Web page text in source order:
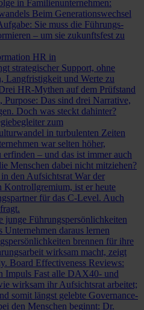
in Familienunternehmen:
Beim Generationswechsel
Sie muss die Führungs-
– um sie zukunftsfest zu
HR in
strategischer Support, ohne
Langfristigkeit und Werte zu
HR-Mythen auf dem Prüfstand
Das sind drei Narrative,
Doch was steckt dahinter?
zum
in turbulenten Zeiten
war selten höher,
– und das ist immer auch
Menschen dabei nicht mitziehen?
den Aufsichtsrat War der
Kontrollgremium, ist er heute
für das C-Level. Auch
junge Führungspersönlichkeiten
daraus lernen
brennen für ihre
wirksam macht, zeigt
Board Effectiveness Reviews:
Impuls Fast alle DAX40- und
wirksam ihr Aufsichtsrat arbeitet;
somit längst gelebte Governance-
den Menschen beginnt: Dr.